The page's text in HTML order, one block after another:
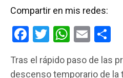
Compartir en mis redes:
F
ce
T
tt
W
at
E
ail
Tras el rápido paso de las
descenso temporario de la